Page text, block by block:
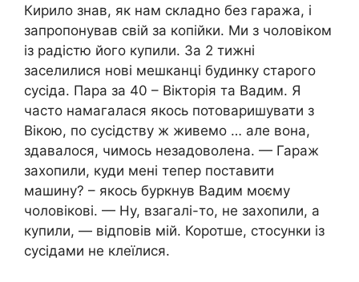
Кирило знав, як нам складно без гаража, і
запропонував свій за копійки. Ми з чоловіком
із радістю його купили. За 2 тижні
заселилися нові мешканці будинку старого
сусіда. Пара за 40 – Вікторія та Вадим. Я
часто намагалася якось потоваришувати з
Вікою, по сусідству ж живемо … але вона,
здавалося, чимось незадоволена. — Гараж
захопили, куди мені тепер поставити
машину? – якось буркнув Вадим моєму
чоловікові. — Ну, взагалі-то, не захопили, а
купили, — відповів мій. Коротше, стосунки із
сусідами не клеїлися.